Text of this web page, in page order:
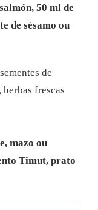
50 ml de
de sésamo ou
sementes de
frescas
mazo ou
Timut, prato